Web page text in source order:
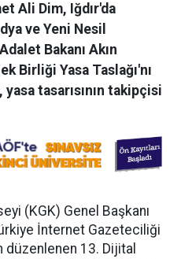
Ali Dim, Iğdır'da
ve Yeni Nesil
Bakanı Akın
Birliği Yasa Taslağı'nı
tasarısının takipçisi
(KGK) Genel Başkanı
İnternet Gazeteciliği
düzenlenen 13. Dijital